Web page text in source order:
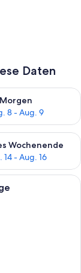
Daten
Aug. 7 - Aug. 8.
Morgen
8 - Aug. 9
Verfügbarkeit
Aug. 7
Wochenende
14 - Aug. 16
Verfügbarkeit
mit Holzboden,